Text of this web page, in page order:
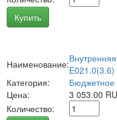
Купить
Наименование:E021.0(3.6)
Категория:
Бюджетное
Цена:
3 053.00
Количество: